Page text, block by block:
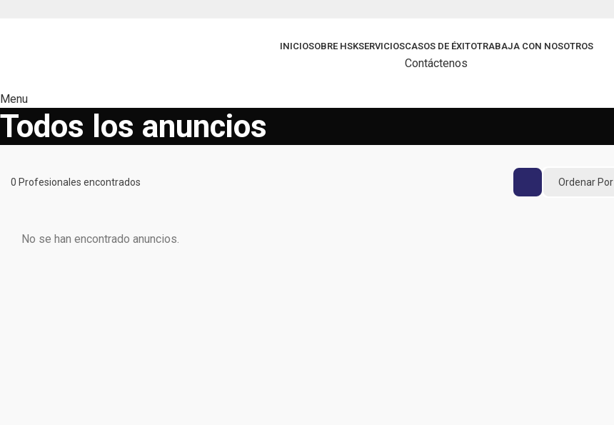
INICIOSOBRE HSKSERVICIOSCASOS DE ÉXITOTRABAJA CON NOSOTROS
Contáctenos
Menu
Todos los anuncios
0 Profesionales encontrados Ordenar Por
No se han encontrado anuncios.